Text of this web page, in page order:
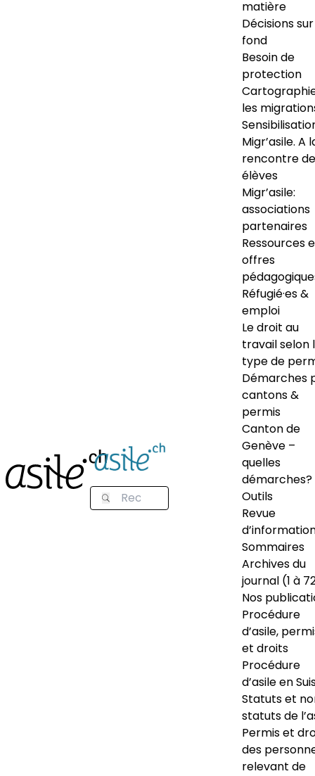
matière
Décisions
fond
Besoin de
protection
les
Migr’asile. A
rencontre
élèves
Migr’asile:
associations
partenaires
Ressources
offres
Réfugié·es &
emploi
Le droit au
travail selon
type de
Démarches
cantons &
permis
Canton de
Genève –
quelles
démarches?
Outils
Revue
Sommaires
Archives du
journal (1 à
Nos
Procédure
d’asile,
et droits
Procédure
d’asile en
Statuts et
statuts de
Permis et
des
relevant de